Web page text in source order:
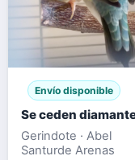
Envío disponible
Gerindote · Abel
Santurde Arenas